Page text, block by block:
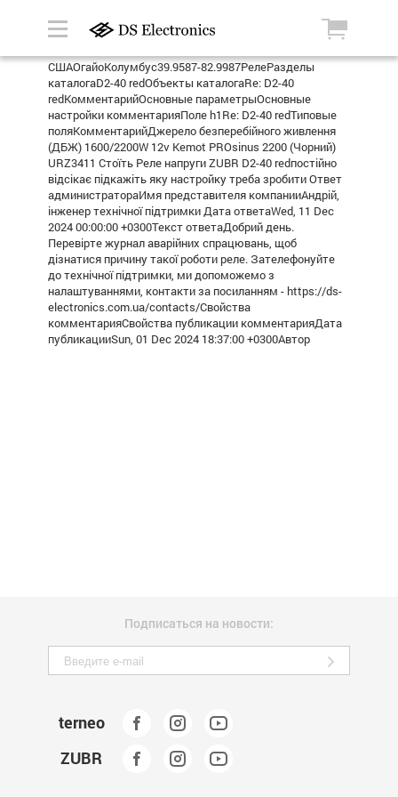
СШАОгайоКолумбус39.9587-82.9987РелеРазделы
каталогаD2-40 redОбъекты каталогаRe: D2-40
redКомментарийОсновные параметрыОсновные
настройки комментарияПоле h1Re: D2-40 redТиповые
поляКомментарийДжерело безперебійного живлення
(ДБЖ) 1600/2200W 12v Kemot PROsinus 2200 (Чорний)
URZ3411 Стоїть Реле напруги ZUBR D2-40 redпостійно
відсікає підкажіть яку настройку треба зробити Ответ
администратораИмя представителя компанииАндрій,
інженер технічної підтримки Дата ответаWed, 11 Dec
2024 00:00:00 +0300Текст ответаДобрий день.
Перевірте журнал аварійних спрацювань, щоб
дізнатися причину такої роботи реле. Зателефонуйте
до технічної підтримки, ми допоможемо з
налаштуваннями, контакти за посиланням - https://ds-
electronics.com.ua/contacts/Свойства
комментарияСвойства публикации комментарияДата
публикацииSun, 01 Dec 2024 18:37:00 +0300Автор
Подписаться на новости:
terneo
ZUBR